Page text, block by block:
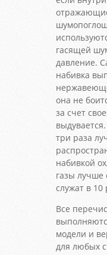
гасящей
давление.
набивка
она не
за счет
три раза
набивкой
газы лучше
служат в 10
Все
модели и
для любых